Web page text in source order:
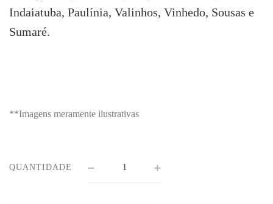
Indaiatuba, Paulínia, Valinhos, Vinhedo, Sousas e
Sumaré.
**Imagens meramente ilustrativas
QUANTIDADE